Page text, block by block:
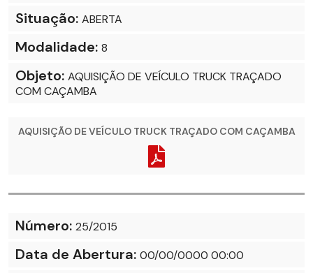
Situação: ABERTA
Modalidade: 8
Objeto: AQUISIÇÃO DE VEÍCULO TRUCK TRAÇADO
COM CAÇAMBA
AQUISIÇÃO DE VEÍCULO TRUCK TRAÇADO COM CAÇAMBA
Número: 25/2015
Data de Abertura: 00/00/0000 00:00